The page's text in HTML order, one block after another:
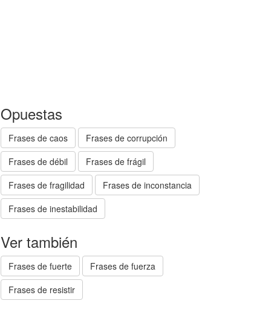
Opuestas
Frases de caos
Frases de corrupción
Frases de débil
Frases de frágil
Frases de fragilidad
Frases de inconstancia
Frases de inestabilidad
Ver también
Frases de fuerte
Frases de fuerza
Frases de resistir